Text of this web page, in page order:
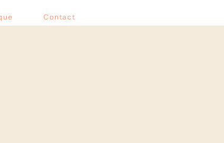
Contact